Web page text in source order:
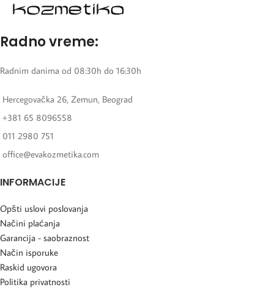
Radno vreme:
Radnim danima od 08:30h do 16:30h
Hercegovačka 26, Zemun, Beograd
+381 65 8096558
011 2980 751
office@evakozmetika.com
INFORMACIJE
Opšti uslovi poslovanja
Načini plaćanja
Garancija - saobraznost
Način isporuke
Raskid ugovora
Politika privatnosti